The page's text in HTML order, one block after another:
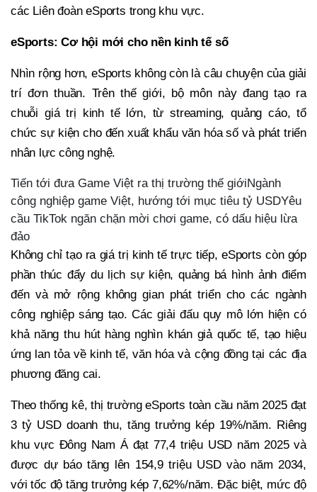
các Liên đoàn eSports trong khu vực.
eSports: Cơ hội mới cho nền kinh tế số
Nhìn rộng hơn, eSports không còn là câu chuyện của giải
trí đơn thuần. Trên thế giới, bộ môn này đang tạo ra
chuỗi giá trị kinh tế lớn, từ streaming, quảng cáo, tổ
chức sự kiện cho đến xuất khẩu văn hóa số và phát triển
nhân lực công nghệ.
Tiến tới đưa Game Việt ra thị trường thế giớiNgành
công nghiệp game Việt, hướng tới mục tiêu tỷ USDYêu
cầu TikTok ngăn chặn mời chơi game, có dấu hiệu lừa
đảo
Không chỉ tạo ra giá trị kinh tế trực tiếp, eSports còn góp
phần thúc đẩy du lịch sự kiện, quảng bá hình ảnh điểm
đến và mở rộng không gian phát triển cho các ngành
công nghiệp sáng tạo. Các giải đấu quy mô lớn hiện có
khả năng thu hút hàng nghìn khán giả quốc tế, tạo hiệu
ứng lan tỏa về kinh tế, văn hóa và cộng đồng tại các địa
phương đăng cai.
Theo thống kê, thị trường eSports toàn cầu năm 2025 đạt
3 tỷ USD doanh thu, tăng trưởng kép 19%/năm. Riêng
khu vực Đông Nam Á đạt 77,4 triệu USD năm 2025 và
được dự báo tăng lên 154,9 triệu USD vào năm 2034,
với tốc độ tăng trưởng kép 7,62%/năm. Đặc biệt, mức độ